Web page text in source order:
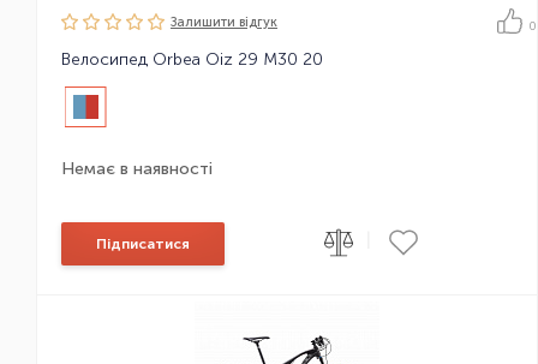
Залишити вiдгук 0
Велосипед Orbea Oiz 29 M30 20
Немає в наявності
Підписатися